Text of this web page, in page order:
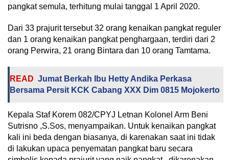
pangkat semula, terhitung mulai tanggal 1 April 2020.
Dari 33 prajurit tersebut 32 orang kenaikan pangkat reguler
dan 1 orang kenaikan pangkat penghargaan, terdiri dari 2
orang Perwira, 21 orang Bintara dan 10 orang Tamtama.
READ Jumat Berkah Ibu Hetty Andika Perkasa
Bersama Persit KCK Cabang XXX Dim 0815 Mojokerto
Kepala Staf Korem 082/CPYJ Letnan Kolonel Arm Beni
Sutrisno ,S.Sos, menyampaikan. Untuk kenaikan pangkat
kali ini beda dengan biasanya, di karenakan saat ini tidak
di lakukan upaca penyematan pangkat baru secara